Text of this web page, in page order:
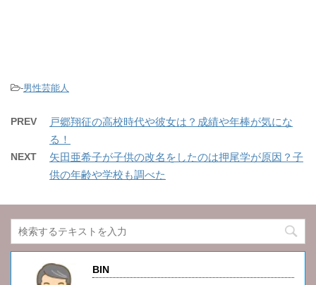
-男性芸能人
PREV
戸郷翔征の高校時代や彼女は？成績や年棒が気にな
る！
NEXT
矢田亜希子が子供の改名をしたのは押尾学が原因？子
供の年齢や学校も調べた
BIN